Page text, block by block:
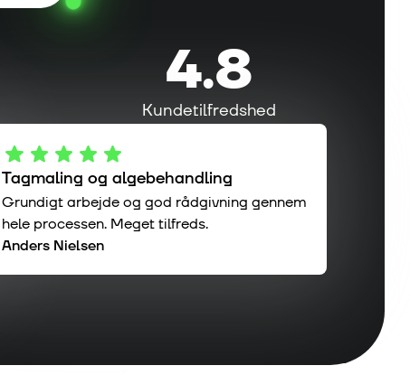
4.8
Kundetilfredshed
Tagmaling og algebehandling
Grundigt arbejde og god rådgivning gennem
hele processen. Meget tilfreds.
Anders Nielsen